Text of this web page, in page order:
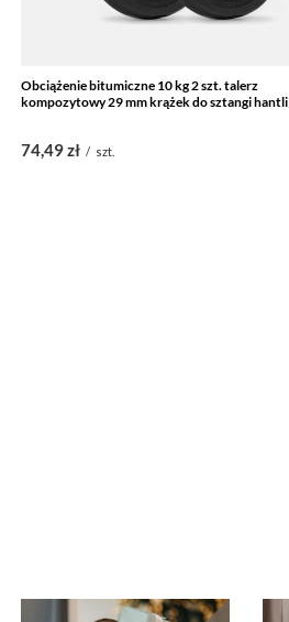
Obciążenie bitumiczne 10 kg 2 szt. talerz
kompozytowy 29 mm krążek do sztangi hantli
74,49 zł / szt.